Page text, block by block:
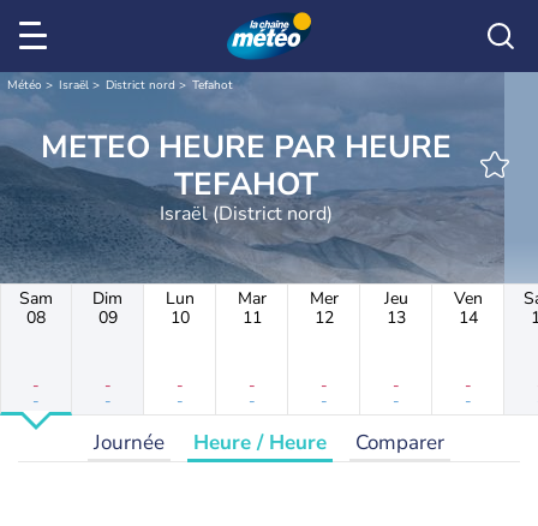
Météo Israël District nord Tefahot
METEO HEURE PAR HEURE
TEFAHOT
Israël (District nord)
Sam
08
-
-
Dim
09
-
-
Lun
10
-
-
Mar
11
-
-
Mer
12
-
-
Jeu
13
-
-
Ven
14
-
-
Journée Heure / Heure Comparer